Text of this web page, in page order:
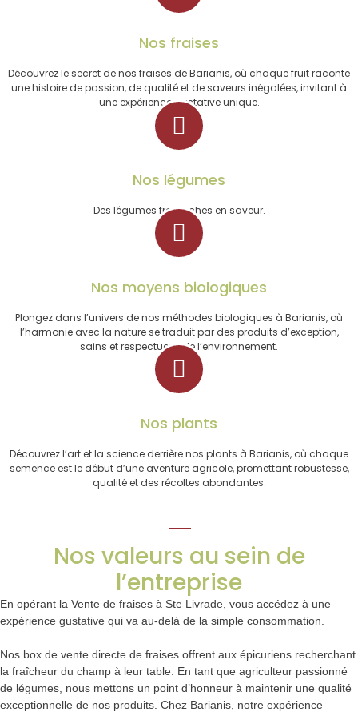
Nos fraises
Découvrez le secret de nos fraises de Barianis, où chaque fruit raconte
une histoire de passion, de qualité et de saveurs inégalées, invitant à
une expérience gustative unique.
Nos légumes
Des légumes frais riches en saveur.
Nos moyens biologiques
Plongez dans l’univers de nos méthodes biologiques à Barianis, où
l’harmonie avec la nature se traduit par des produits d’exception,
sains et respectueux de l’environnement.
Nos plants
Découvrez l’art et la science derrière nos plants à Barianis, où chaque
semence est le début d’une aventure agricole, promettant robustesse,
qualité et des récoltes abondantes.
Nos valeurs au sein de
l’entreprise
En opérant la Vente de fraises à Ste Livrade, vous accédez à une
expérience gustative qui va au-delà de la simple consommation.
Nos box de vente directe de fraises offrent aux épicuriens recherchant
la fraîcheur du champ à leur table. En tant que agriculteur passionné
de légumes, nous mettons un point d’honneur à maintenir une qualité
exceptionnelle de nos produits. Chez Barianis, notre expérience